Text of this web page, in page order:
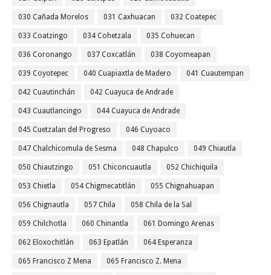
030 Cañada Morelos 031 Caxhuacan 032 Coatepec
033 Coatzingo 034 Cohetzala 035 Cohuecan
036 Coronango 037 Coxcatlán 038 Coyomeapan
039 Coyotepec 040 Cuapiaxtla de Madero 041 Cuautempan
042 Cuautinchán 042 Cuayuca de Andrade
043 Cuautlancingo 044 Cuayuca de Andrade
045 Cuetzalan del Progreso 046 Cuyoaco
047 Chalchicomula de Sesma 048 Chapulco 049 Chiautla
050 Chiautzingo 051 Chiconcuautla 052 Chichiquila
053 Chietla 054 Chigmecatitlán 055 Chignahuapan
056 Chignautla 057 Chila 058 Chila de la Sal
059 Chilchotla 060 Chinantla 061 Domingo Arenas
062 Eloxochitlán 063 Epatlán 064 Esperanza
065 Francisco Z Mena 065 Francisco Z. Mena